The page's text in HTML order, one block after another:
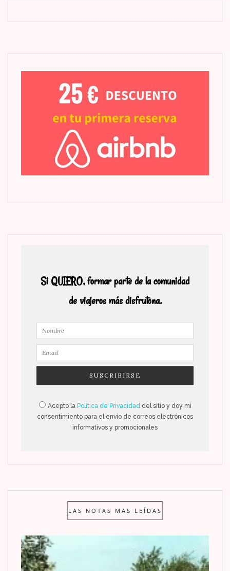
Si QUIERO, formar parte de la comunidad
de viajeros más disfrutona.
Acepto la Política de Privacidad del sitio y doy mi
consentimiento para el envío de correos electrónicos
informativos y promocionales
LAS NOTAS MAS LEÍDAS